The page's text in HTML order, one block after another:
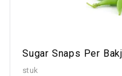
Sugar Snaps Per
stuk